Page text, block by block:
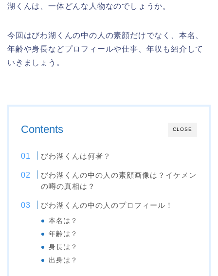
湖くんは、一体どんな人物なのでしょうか。
今回はびわ湖くんの中の人の素顔だけでなく、本名、
年齢や身長などプロフィールや仕事、年収も紹介して
いきましょう。
CLOSE
Contents
びわ湖くんは何者？
びわ湖くんの中の人の素顔画像は？イケメン
の噂の真相は？
びわ湖くんの中の人のプロフィール！
本名は？
年齢は？
身長は？
出身は？